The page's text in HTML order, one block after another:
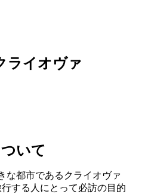
ライオヴァ
いて
な都市であるクライオヴァ
する人にとって必訪の目的